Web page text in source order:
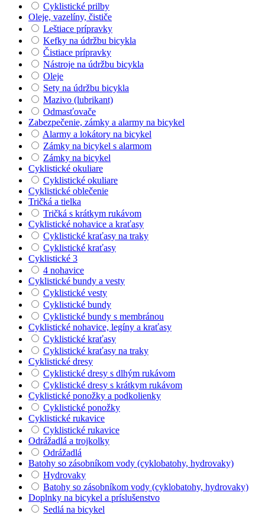
Cyklistické prilby
Oleje, vazelíny, čističe
Leštiace prípravky
Kefky na údržbu bicykla
Čistiace prípravky
Nástroje na údržbu bicykla
Oleje
Sety na údržbu bicykla
Mazivo (lubrikant)
Odmasťovače
Zabezpečenie, zámky a alarmy na bicykel
Alarmy a lokátory na bicykel
Zámky na bicykel s alarmom
Zámky na bicykel
Cyklistické okuliare
Cyklistické okuliare
Cyklistické oblečenie
Tričká a tielka
Tričká s krátkym rukávom
Cyklistické nohavice a kraťasy
Cyklistické kraťasy na traky
Cyklistické kraťasy
Cyklistické 3
4 nohavice
Cyklistické bundy a vesty
Cyklistické vesty
Cyklistické bundy
Cyklistické bundy s membránou
Cyklistické nohavice, legíny a kraťasy
Cyklistické kraťasy
Cyklistické kraťasy na traky
Cyklistické dresy
Cyklistické dresy s dlhým rukávom
Cyklistické dresy s krátkym rukávom
Cyklistické ponožky a podkolienky
Cyklistické ponožky
Cyklistické rukavice
Cyklistické rukavice
Odrážadlá a trojkolky
Odrážadlá
Batohy so zásobníkom vody (cyklobatohy, hydrovaky)
Hydrovaky
Batohy so zásobníkom vody (cyklobatohy, hydrovaky)
Doplnky na bicykel a príslušenstvo
Sedlá na bicykel